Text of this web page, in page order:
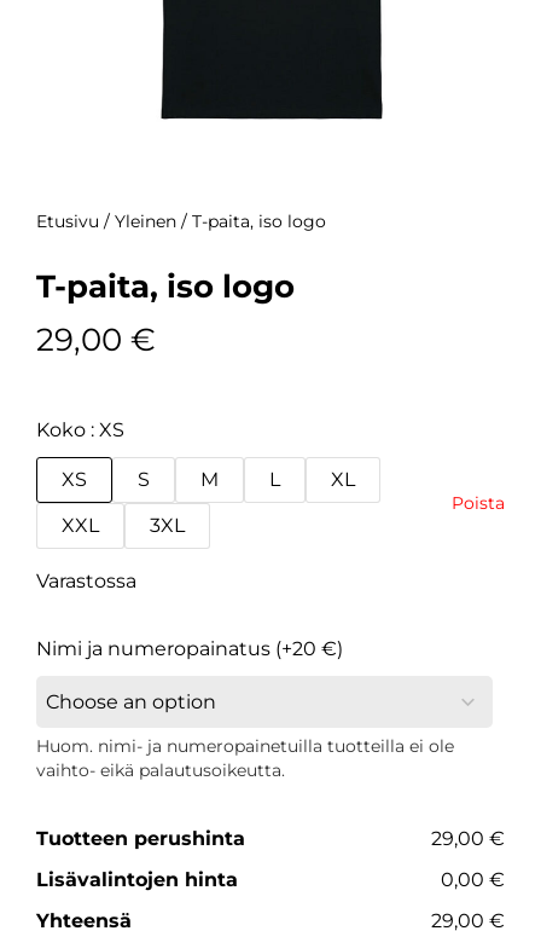
Etusivu / Yleinen / T-paita, iso logo
T-paita, iso logo
29,00 €
Koko XS
XS S M L
XL
XXL
3XL
Poista
Varastossa
Nimi ja numeropainatus (+20 €)
Huom. nimi- ja numeropainetuilla tuotteilla ei ole
vaihto- eikä palautusoikeutta.
Tuotteen perushinta
29,00 €
Lisävalintojen hinta
0,00 €
Yhteensä
29,00 €